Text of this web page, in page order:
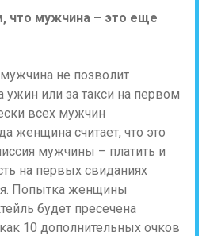
что мужчина – это еще
не позволит
ужин или за такси на первом
всех мужчин
женщина считает, что это
мужчины – платить и
на первых свиданиях
Попытка женщины
будет пресечена
10 дополнительных очков